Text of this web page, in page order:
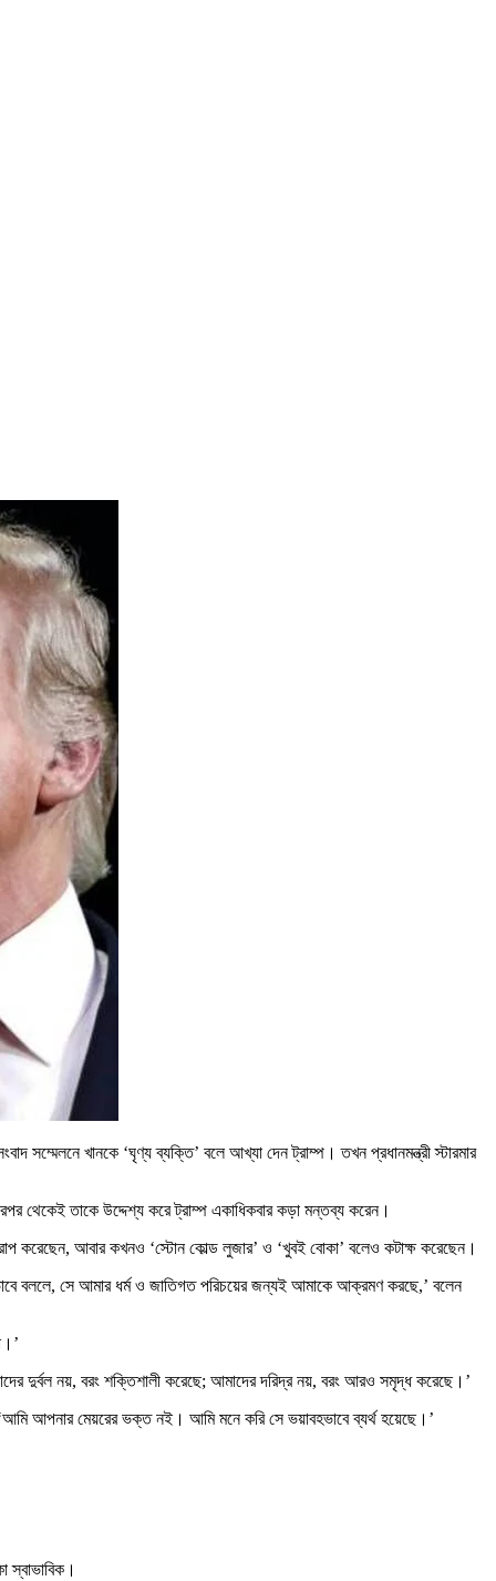
সম্মেলনে খানকে ‘ঘৃণ্য ব্যক্তি’ বলে আখ্যা দেন ট্রাম্প। তখন প্রধানমন্ত্রী স্টারমার
থেকেই তাকে উদ্দেশ্য করে ট্রাম্প একাধিকবার কড়া মন্তব্য করেন।
করেছেন, আবার কখনও ‘স্টোন কোল্ড লুজার’ ও ‘খুবই বোকা’ বলেও কটাক্ষ করেছেন।
বললে, সে আমার ধর্ম ও জাতিগত পরিচয়ের জন্যই আমাকে আক্রমণ করছে,’ বলেন
দুর্বল নয়, বরং শক্তিশালী করেছে; আমাদের দরিদ্র নয়, বরং আরও সমৃদ্ধ করেছে।’
‘আমি আপনার মেয়রের ভক্ত নই। আমি মনে করি সে ভয়াবহভাবে ব্যর্থ হয়েছে।’
স্বাভাবিক।